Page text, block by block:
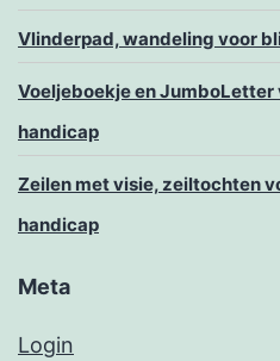
Vlinderpad, wandeling voor
Voeljeboekje en
handicap
Zeilen met visie, zeiltochten
handicap
Meta
Login